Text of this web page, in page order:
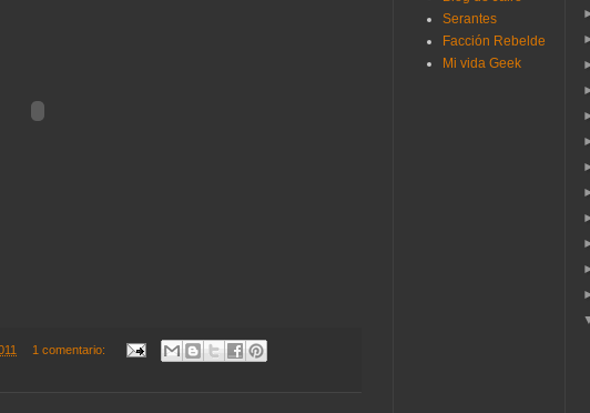
1 comentario:
Serantes
Facción Rebelde
Mi vida Geek